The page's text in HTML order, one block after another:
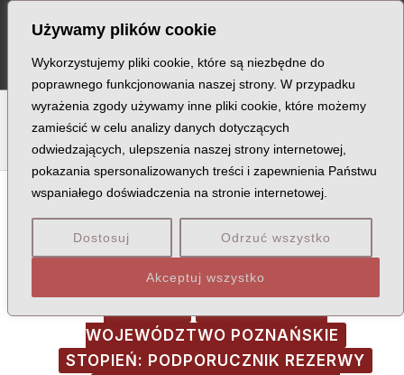
Używamy plików cookie
Wykorzystujemy pliki cookie, które są niezbędne do
poprawnego funkcjonowania naszej strony. W przypadku
wyrażenia zgody używamy inne pliki cookie, które możemy
zamieścić w celu analizy danych dotyczących
odwiedzających, ulepszenia naszej strony internetowej,
pokazania spersonalizowanych treści i zapewnienia Państwu
wspaniałego doświadczenia na stronie internetowej.
Dostosuj Odrzuć wszystko
Akceptuj wszystko
content
B C D E F G H I J K L Ł M
O P Q R S T U V W X Z
MIEJSCE ŚMIERCI: KATYŃ
MIEJSCOWOŚĆ: ŚREM
WOJEWÓDZTWO POZNAŃSKIE
STOPIEŃ: PODPORUCZNIK REZERWY
navigation